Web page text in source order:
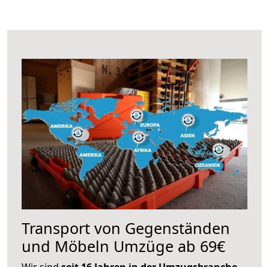
Transport von Gegenständen
und Möbeln Umzüge ab 69€